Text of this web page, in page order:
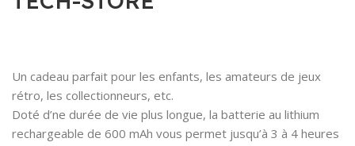
Un cadeau parfait pour les enfants, les amateurs de jeux
rétro, les collectionneurs, etc.
Doté d’ne durée de vie plus longue, la batterie au lithium
rechargeable de 600 mAh vous permet jusqu’à 3 à 4 heures